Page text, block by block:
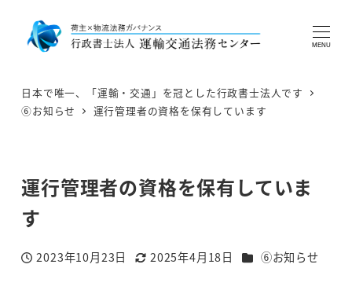
MENU
日本で唯一、「運輸・交通」を冠とした行政書士法人です
⑥お知らせ
運行管理者の資格を保有しています
運行管理者の資格を保有していま
す
投稿日
2023年10月23日
更新日
2025年4月18日 カテゴリー
⑥お知らせ